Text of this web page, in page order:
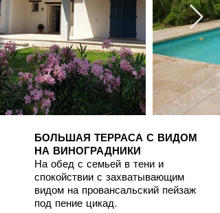
БОЛЬШАЯ ТЕРРАСА С ВИДОМ
НА ВИНОГРАДНИКИ
На обед с семьей в тени и
спокойствии с захватывающим
видом на провансальский пейзаж
под пение цикад.